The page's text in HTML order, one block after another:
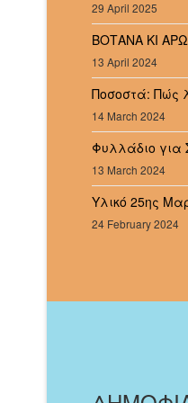
29 April 2025
ΒΟΤΑΝΑ ΚΙ
13 April 2024
Ποσοστά: Πώς
14 March 2024
Φυλλάδιο για
13 March 2024
Υλικό 25ης
24 February 2024